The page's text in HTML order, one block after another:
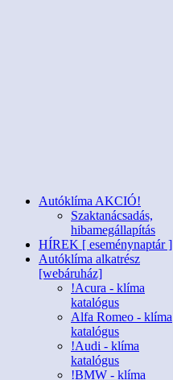
Autóklíma AKCIÓ!
Szaktanácsadás,
hibamegállapítás
HÍREK [ eseménynaptár ]
Autóklíma alkatrész
[webáruház]
!Acura - klíma
katalógus
Alfa Romeo - klíma
katalógus
!Audi - klíma
katalógus
!BMW - klíma